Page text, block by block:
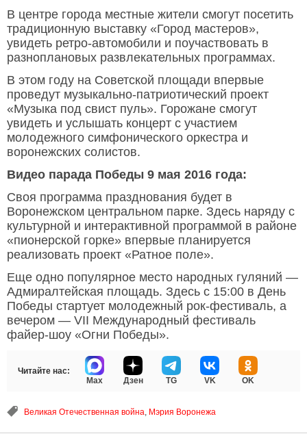
В центре города местные жители смогут посетить
традиционную выставку «Город мастеров»,
увидеть ретро-автомобили и поучаствовать в
разноплановых развлекательных программах.
В этом году на Советской площади впервые
проведут музыкально-патриотический проект
«Музыка под свист пуль». Горожане смогут
увидеть и услышать концерт с участием
молодежного симфонического оркестра и
воронежских солистов.
Видео парада Победы 9 мая 2016 года:
Своя программа празднования будет в
Воронежском центральном парке. Здесь наряду с
культурной и интерактивной программой в районе
«пионерской горке» впервые планируется
реализовать проект «Ратное поле».
Еще одно популярное место народных гуляний —
Адмиралтейская площадь. Здесь с 15:00 в День
Победы стартует молодежный рок-фестиваль, а
вечером — VII Международный фестиваль
файер-шоу «Огни Победы».
Читайте нас:
Max
Дзен TG VK OK
Великая Отечественная война, Мэрия Воронежа